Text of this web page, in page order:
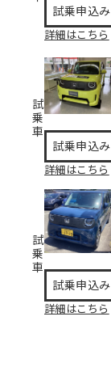
試乗申込み
詳細はこちら
試
乗
車
試乗申込み
詳細はこちら
試
乗
車
試乗申込み
詳細はこちら